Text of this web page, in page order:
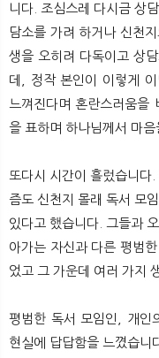
니다. 조심스레 다시금 상
담소를 가려 하거나 신천
생을 오히려 다독이고 상
데, 정작 본인이 이렇게 이
느껴진다며 혼란스러움을
을 표하며 하나님께서 마
또다시 시간이 흘렀습니다
즘도 신천지 몰래 독서 모
있다고 했습니다. 그들과
아가는 자신과 다른 평범
었고 그 가운데 여러 가지
평범한 독서 모임인, 개인
현실에 답답함을 느꼈습니